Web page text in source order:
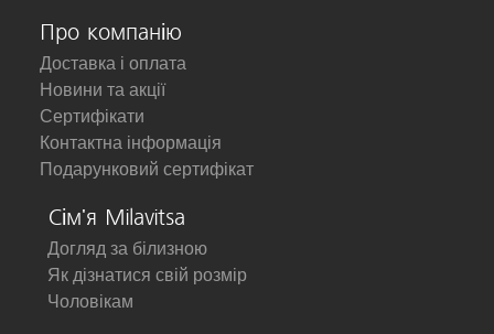
Про компанію
Доставка і оплата
Новини та акції
Сертифікати
Контактна інформація
Подарунковий сертифікат
Сім'я Milavitsa
Догляд за білизною
Як дізнатися свій розмір
Чоловікам